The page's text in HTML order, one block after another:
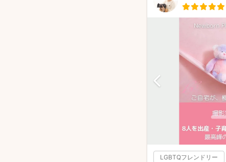
LGBTQフレンドリー